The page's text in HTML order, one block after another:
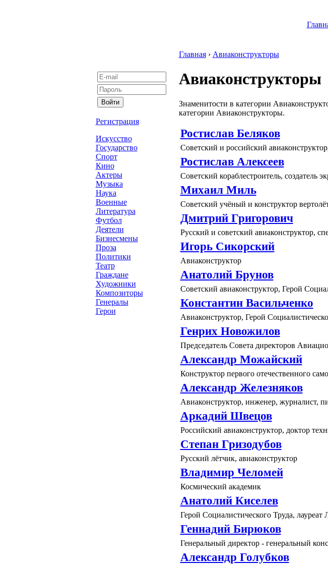
Регистрация
Искусство
Государство
Спорт
Кино
Актеры
Музыка
Наука
Военные
Литература
Футбол
Деятели
Бизнесмены
Проза
Политики
Театр
Граждане
Художники
Композиторы
Генералы
Герои
Главная› Авиаконструкторы
Авиаконструкторы
Знаменитости в категории
категории Авиаконструкторы.
Ростислав Беляков
Советский и российский
Ростислав Алексеев
Советский кораблестроитель, создатель
Михаил Миль
Советский учёный и конструктор
Дмитрий Григорович
Русский и советский авиаконструктор,
Игорь Сикорский
Авиаконструктор
Анатолий Брунов
Советский авиаконструктор, Герой
Константин Васильченко
Авиаконструктор, Герой
Генрих Новожилов
Председатель Совета директоров
Александр Можайский
Конструктор первого отечественного
Александр Железняков
Авиаконструктор, инженер, журналист,
Аркадий Швецов
Российский авиаконструктор, доктор
Степан Гризодубов
Русский лётчик, авиаконструктор
Владимир Челомей
Космический академик
Анатолий Киселев
Герой Социалистического Труда,
Геннадий Бирюков
Генеральный директор - генеральный
Александр Голубков